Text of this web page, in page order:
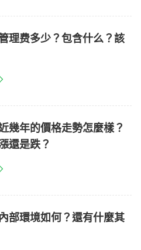
理费多少？包含什么？該
幾年的價格走勢怎麼樣？
還是跌？
部環境如何？還有什麼其